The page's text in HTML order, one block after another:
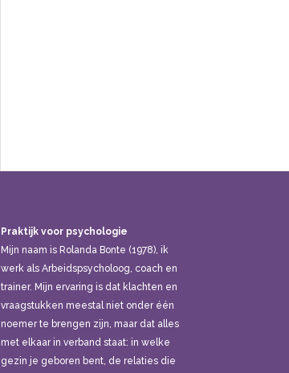
Praktijk voor psychologie
Mijn naam is Rolanda Bonte (1978), ik
werk als Arbeidspsycholoog, coach en
trainer. Mijn ervaring is dat klachten en
vraagstukken meestal niet onder één
noemer te brengen zijn, maar dat alles
met elkaar in verband staat: in welke
gezin je geboren bent, de relaties die